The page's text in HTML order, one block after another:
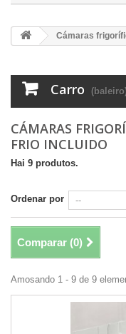
Cámaras
Carro
CÁMARAS
FRIO INCLUIDO
Hai 9 produtos.
Ordenar por
Comparar (0)
Amosando 1 - 9 de 9